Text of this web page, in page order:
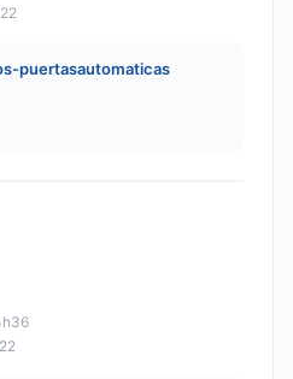
puertasautomaticas